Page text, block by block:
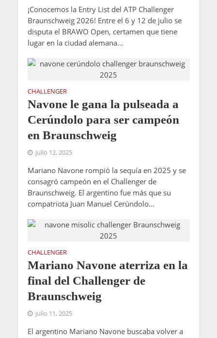
¡Conocemos la Entry List del ATP Challenger
Braunschweig 2026! Entre el 6 y 12 de julio se
disputa el BRAWO Open, certamen que tiene
lugar en la ciudad alemana...
CHALLENGER
Navone le gana la pulseada a
Cerúndolo para ser campeón
en Braunschweig
julio 12, 2025
Mariano Navone rompió la sequía en 2025 y se
consagró campeón en el Challenger de
Braunschweig. El argentino fue más que su
compatriota Juan Manuel Cerúndolo...
CHALLENGER
Mariano Navone aterriza en la
final del Challenger de
Braunschweig
julio 11, 2025
El argentino Mariano Navone buscaba volver a